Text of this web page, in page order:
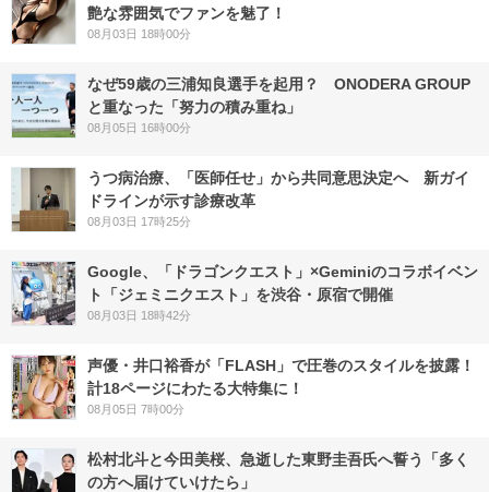
艶な雰囲気でファンを魅了！
08月03日 18時00分
なぜ59歳の三浦知良選手を起用？ ONODERA GROUP
と重なった「努力の積み重ね」
08月05日 16時00分
うつ病治療、「医師任せ」から共同意思決定へ 新ガイ
ドラインが示す診療改革
08月03日 17時25分
Google、「ドラゴンクエスト」×Geminiのコラボイベン
ト「ジェミニクエスト」を渋谷・原宿で開催
08月03日 18時42分
声優・井口裕香が「FLASH」で圧巻のスタイルを披露！
計18ページにわたる大特集に！
08月05日 7時00分
松村北斗と今田美桜、急逝した東野圭吾氏へ誓う「多く
の方へ届けていけたら」